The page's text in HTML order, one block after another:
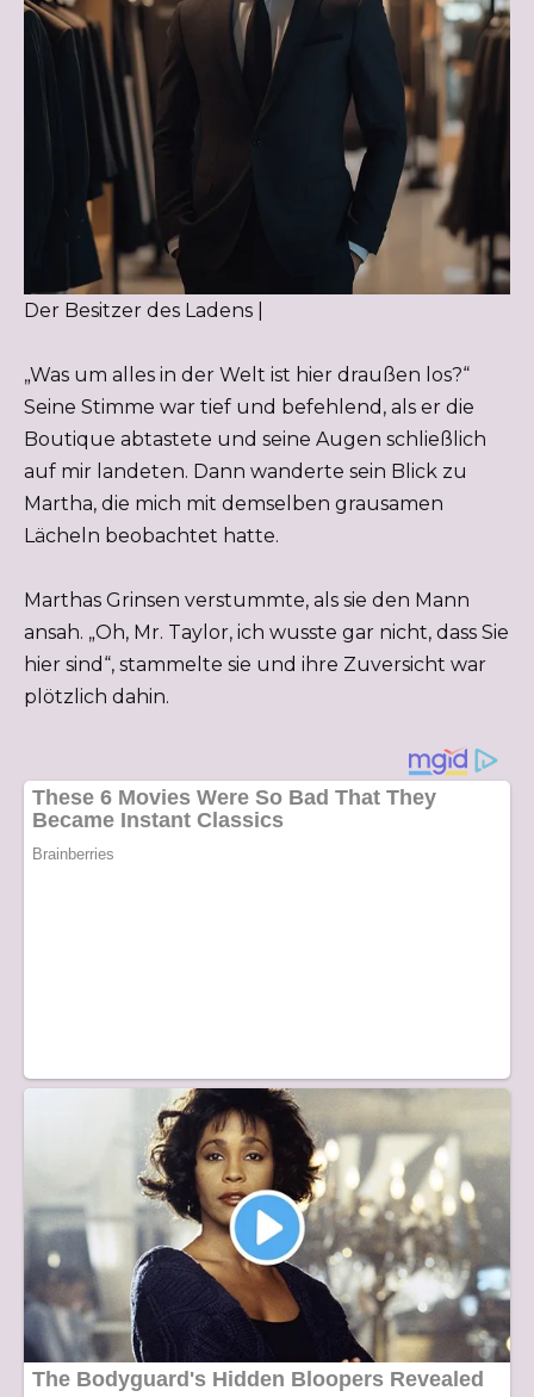
Der Besitzer des Ladens |
„Was um alles in der Welt ist hier draußen los?“
Seine Stimme war tief und befehlend, als er die
Boutique abtastete und seine Augen schließlich
auf mir landeten. Dann wanderte sein Blick zu
Martha, die mich mit demselben grausamen
Lächeln beobachtet hatte.
Marthas Grinsen verstummte, als sie den Mann
ansah. „Oh, Mr. Taylor, ich wusste gar nicht, dass Sie
hier sind“, stammelte sie und ihre Zuversicht war
plötzlich dahin.